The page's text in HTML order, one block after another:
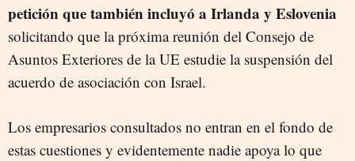
petición que también incluyó a Irlanda y Eslovenia
solicitando que la próxima reunión del Consejo de
Asuntos Exteriores de la UE estudie la suspensión del
acuerdo de asociación con Israel.
Los empresarios consultados no entran en el fondo de
estas cuestiones y evidentemente nadie apoya lo que